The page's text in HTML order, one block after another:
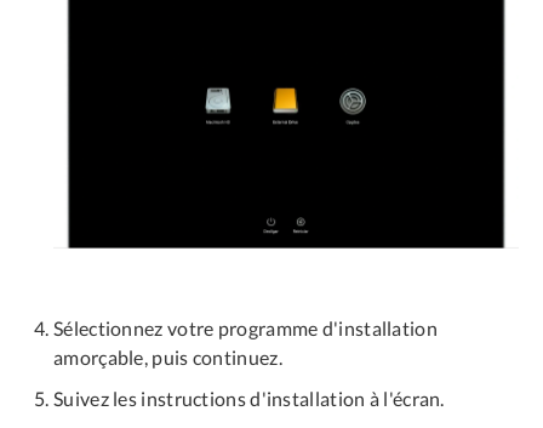
Sélectionnez votre programme d'installation
amorçable, puis continuez.
Suivez les instructions d'installation à l'écran.